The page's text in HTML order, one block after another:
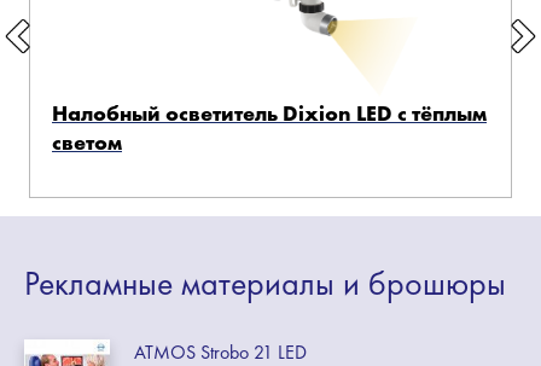
Налобный осветитель Dixion LED с тёплым
светом
Рекламные материалы и брошюры
ATMOS Strobo 21 LED